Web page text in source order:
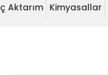
Aktarım Kimyasallar